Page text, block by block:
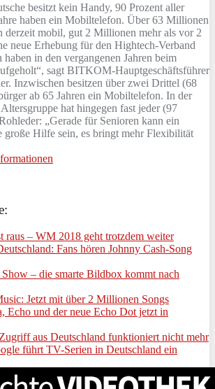
besitzt kein Handy, 90 Prozent aller
haben ein Mobiltelefon. Über 63 Millionen
derzeit mobil, gut 2 Millionen mehr als vor 2
neue Erhebung für den Hightech-Verband
in den vergangenen Jahren beim
sagt BITKOM-Hauptgeschäftsführer
Inzwischen besitzen über zwei Drittel (68
ab 65 Jahren ein Mobiltelefon. In der
hat hingegen fast jeder (97
„Gerade für Senioren kann ein
Hilfe sein, es bringt mehr Flexibilität
raus – WM 2018 geht trotzdem weiter
Fans hören Johnny Cash-Song
– die smarte Bildbox kommt nach
Jetzt mit über 2 Millionen Songs
Echo und der neue Echo Dot jetzt in
aus Deutschland funktioniert nicht mehr
führt TV-Serien in Deutschland ein